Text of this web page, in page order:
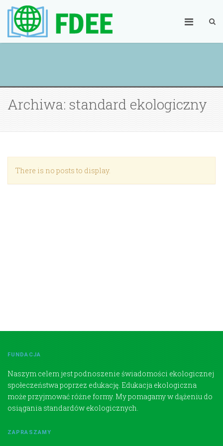
Archiwa: standard ekologiczny
There is no posts to display.
FUNDACJA
Naszym celem jest podnoszenie świadomości ekologicznej
społeczeństwa poprzez edukację. Edukacja ekologiczna
może przyjmować różne formy. My pomagamy w dążeniu do
osiągania standardów ekologicznych.
ZAPRASZAMY